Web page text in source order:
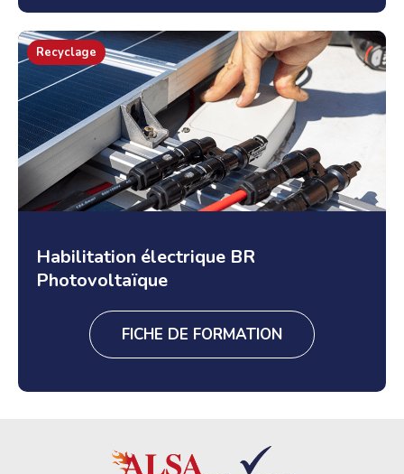
Recyclage
Habilitation électrique BR
Photovoltaïque
FICHE DE FORMATION